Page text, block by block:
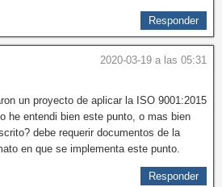
Responder
2020-03-19 a las 05:31
un proyecto de aplicar la ISO 9001:2015
he entendi bien este punto, o mas bien
debe requerir documentos de la
en que se implementa este punto.
Responder